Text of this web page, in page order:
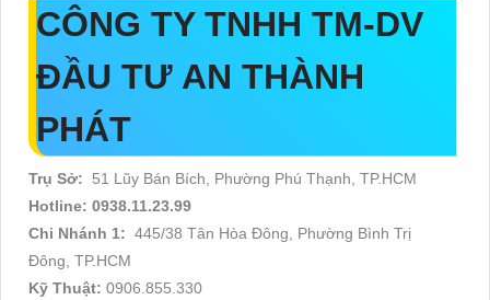
CÔNG TY TNHH TM-DV
ĐẦU TƯ AN THÀNH
PHÁT
Trụ Sở:
51 Lũy Bán Bích, Phường Phú Thạnh, TP.HCM
Hotline: 0938.11.23.99
Chi Nhánh 1: 445/38 Tân Hòa Đông, Phường Bình Trị
Đông, TP.HCM
Kỹ Thuật: 0906.855.330